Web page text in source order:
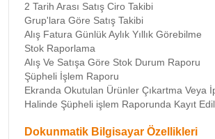
2 Tarih Arası Satış Ciro Takibi
Grup'lara Göre Satış Takibi
Alış Fatura Günlük Aylık Yıllık Görebilme
Stok Raporlama
Alış Ve Satışa Göre Stok Durum Raporu
Şüpheli İşlem Raporu
Ekranda Okutulan Ürünler Çıkartma Veya
Halinde Şüpheli işlem Raporunda Kayıt
Dokunmatik Bilgisayar Özellikleri